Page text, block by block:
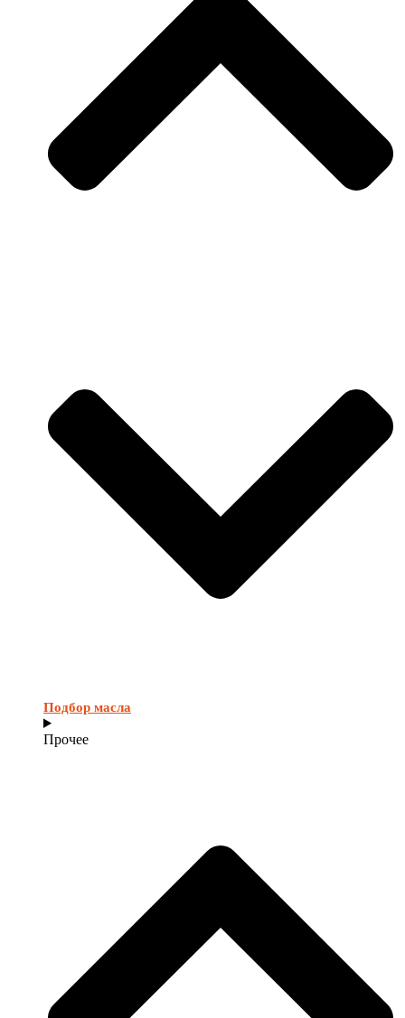
Подбор масла
Прочее